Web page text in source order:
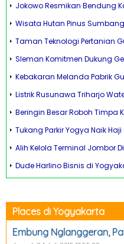
Jokowo Resmikan Bendung
Wisata Hutan Pinus
Taman Teknologi Pertanian
Sleman Komitmen Dukung
Kebakaran Melanda Pabrik
Listrik Rusunawa Triharjo
Beringin Besar Roboh Timpa
Tukang Parkir Yogya Naik
Alih Kelola Terminal Jombor
Dude Harlino Bisnis di
Places di Yogyakarta
Embung Nglanggeran,